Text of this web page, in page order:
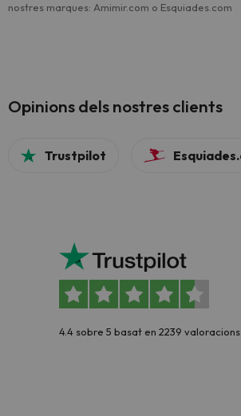
nostres marques: Amimir.com o Esquiades.com
Opinions dels nostres clients
Trustpilot
4.4 sobre 5 basat en 2239 valoracions